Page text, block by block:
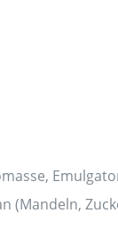
(Mandeln,